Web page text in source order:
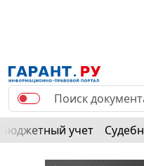
Бюджетный учет